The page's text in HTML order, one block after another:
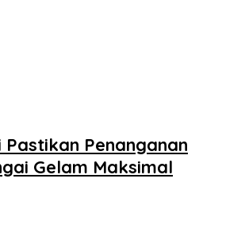
Penanganan
Gelam Maksimal